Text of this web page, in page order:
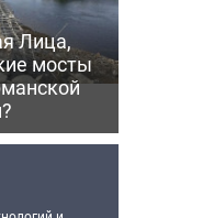
Лица,
мосты